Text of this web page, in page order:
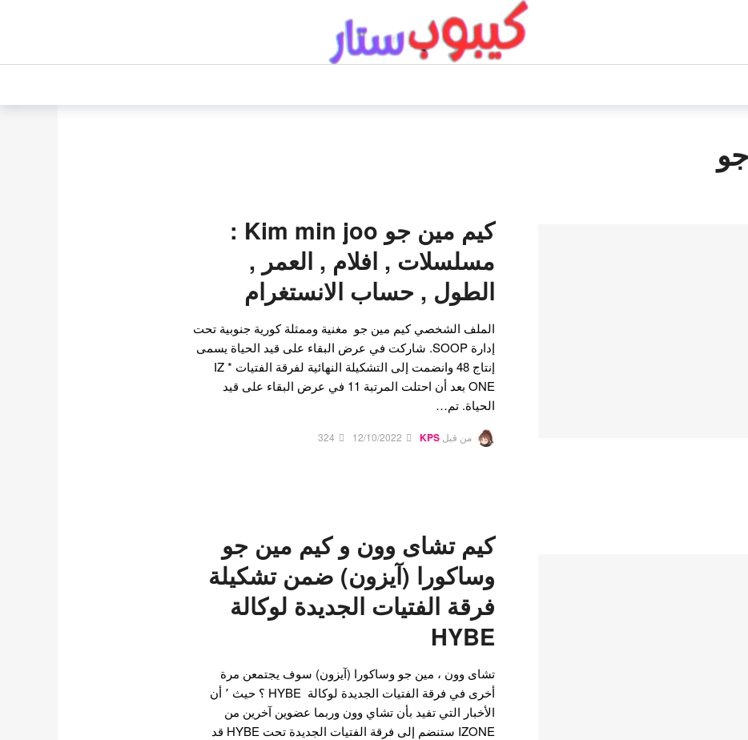
كيم مين جو Kim min joo :
مسلسلات , افلام , العمر ,
الطول , حساب الانستغرام
الملف الشخصي كيم مين جو مغنية وممثلة كورية جنوبية تحت
إدارة SOOP. شاركت في عرض البقاء على قيد الحياة يسمى
إنتاج 48 وانضمت إلى التشكيلة النهائية لفرقة الفتيات IZ *
ONE بعد أن احتلت المرتبة 11 في عرض البقاء على قيد
الحياة. تم…
من قبل KPS
12/10/2022
324
كيم تشاى وون و كيم مين جو
وساكورا (آيزون) ضمن تشكيلة
فرقة الفتيات الجديدة لوكالة
HYBE
تشاى وون ، مين جو وساكورا (آيزون) سوف يجتمعن مرة
أخرى في فرقة الفتيات الجديدة لوكالة HYBE ؟ حيث ٬ أن
الأخبار التي تفيد بأن تشاي وون وربما عضوين آخرين من
IZONE ستنضم إلى فرقة الفتيات الجديدة تحت HYBE قد